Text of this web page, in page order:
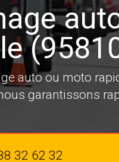
auto ou moto
garantissons
32 62 32